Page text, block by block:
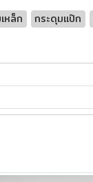
หล็ก กระดุมแป๊ก